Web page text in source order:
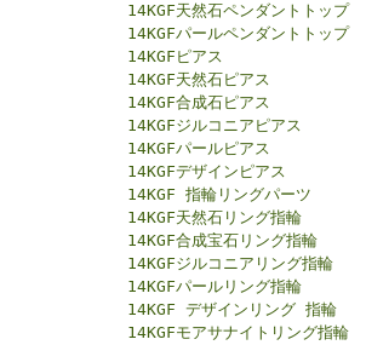
14KGF天然石ペンダントトップ
14KGFパールペンダントトップ
14KGFピアス
14KGF天然石ピアス
14KGF合成石ピアス
14KGFジルコニアピアス
14KGFパールピアス
14KGFデザインピアス
14KGF 指輪リングパーツ
14KGF天然石リング指輪
14KGF合成宝石リング指輪
14KGFジルコニアリング指輪
14KGFパールリング指輪
14KGF デザインリング 指輪
14KGFモアサナイトリング指輪